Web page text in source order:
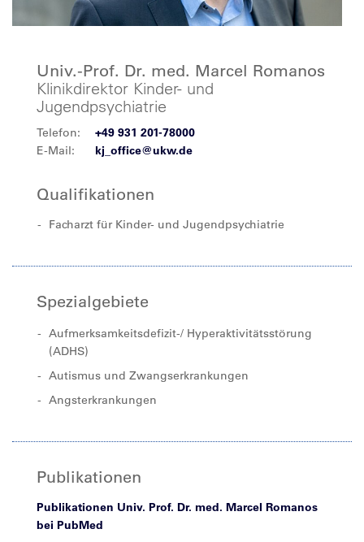
Univ.-Prof. Dr. med. Marcel Romanos
Klinikdirektor Kinder- und
Jugendpsychiatrie
Telefon:
+49 931 201-78000
E-Mail:
kj_office@ukw.de
Qualifikationen
Facharzt für Kinder- und Jugendpsychiatrie
Spezialgebiete
Aufmerksamkeitsdefizit-/ Hyperaktivitätsstörung
(ADHS)
Autismus und Zwangserkrankungen
Angsterkrankungen
Publikationen
Publikationen Univ. Prof. Dr. med. Marcel Romanos
bei PubMed